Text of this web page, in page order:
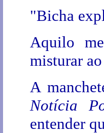
"Bicha
Aquilo
misturar
A
Notícia
entender